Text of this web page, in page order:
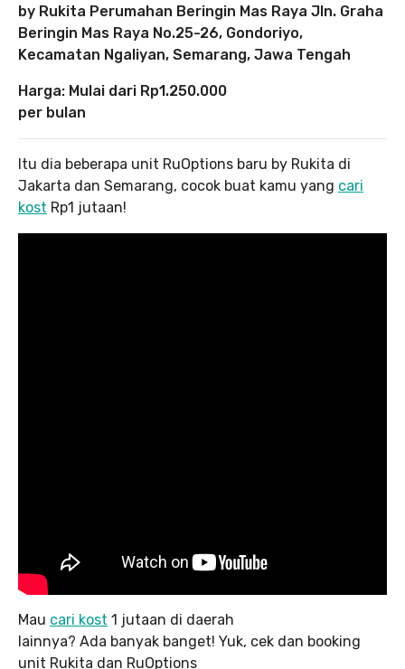
by Rukita Perumahan Beringin Mas Raya Jln. Graha
Beringin Mas Raya No.25-26, Gondoriyo,
Kecamatan Ngaliyan, Semarang, Jawa Tengah
Harga: Mulai dari Rp1.250.000
per bulan
Itu dia beberapa unit RuOptions baru by Rukita di
Jakarta dan Semarang, cocok buat kamu yang cari
kost Rp1 jutaan!
Mau cari kost 1 jutaan di daerah
lainnya? Ada banyak banget! Yuk, cek dan booking
unit Rukita dan RuOptions